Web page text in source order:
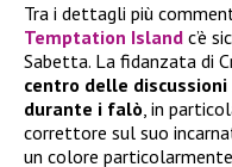
Tra i dettagli più
Temptation Island c’è
Sabetta. La fidanzata di
centro delle
durante i falò, in
correttore sul suo
un colore